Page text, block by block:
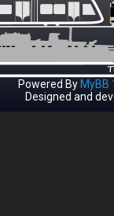
Powered By MyBB
Designed and